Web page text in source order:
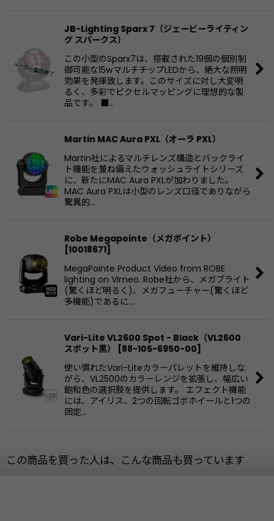
JB-Lighting Sparx 7（ジェービーライティン
グ スパークス）
この小型のSparx7は、搭載された19個の個別制
御可能な15wマルチチップLEDから、絶大な照明
効果を発揮致します。このサイズに対し大変明
るく、多彩でピクセルマッピングに理想的な製
品です。 ■…
Martin MAC Aura PXL（オーラ PXL）
Martin社によるマルチレンズ構造とバックライ
ト機能を兼ね備えたウォッシュライトシリーズ
に、新たにMAC Aura PXLが加わりました。
MAC Aura PXLは小型のレンズ口径でありながら
驚異的…
Robe Megapointe（メガポイント）
[10018671]
MegaPointe Product Video from ROBE
lighting on Vimeo. Robe社から、メガブライト
(驚くほど明るく)、メガフューチャー(驚くほど
多機能)であるに…
Vari-Lite VL2600 Spot - Black（VL2600
スポット黒）
[88-105-6950-00]
使い慣れたVari-Liteカラーパレットを維持しな
がら、VL2500のカラーレンジを拡張し、幅広い
飽和色の選択肢を提供します。 エフェクト機能
には、アイリス、2つの回転ゴボホイールと1つの
固定…
この商品を買った人は、こんな商品も買っています